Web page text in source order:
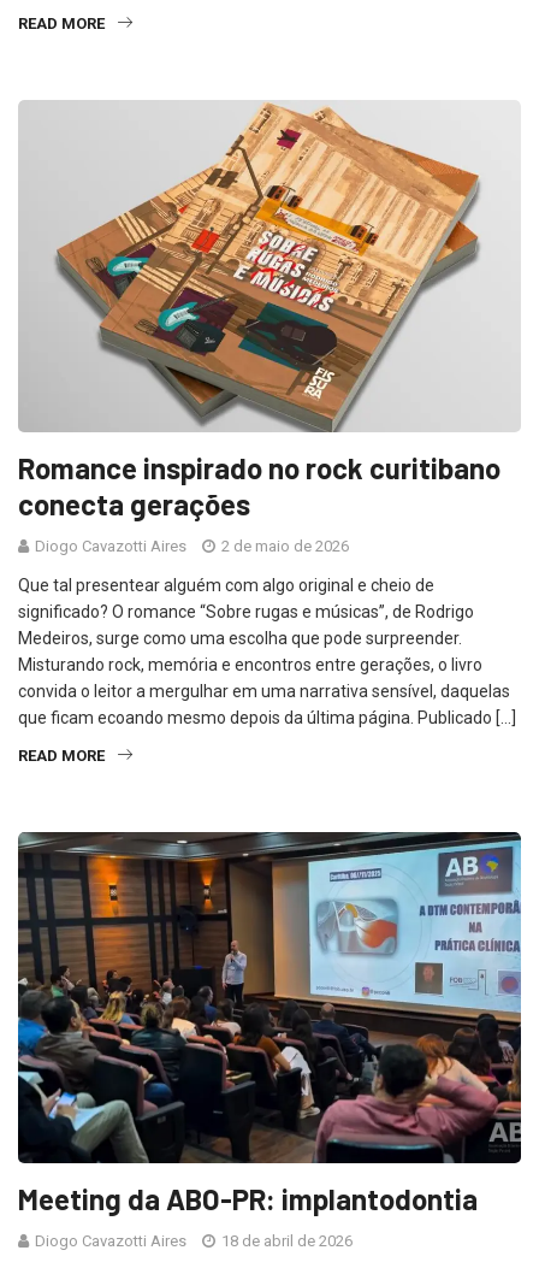
READ MORE
Romance inspirado no rock curitibano
conecta gerações
Diogo Cavazotti Aires 2 de maio de 2026
Que tal presentear alguém com algo original e cheio de
significado? O romance “Sobre rugas e músicas”, de Rodrigo
Medeiros, surge como uma escolha que pode surpreender.
Misturando rock, memória e encontros entre gerações, o livro
convida o leitor a mergulhar em uma narrativa sensível, daquelas
que ficam ecoando mesmo depois da última página. Publicado […]
READ MORE
Meeting da ABO-PR: implantodontia
Diogo Cavazotti Aires 18 de abril de 2026